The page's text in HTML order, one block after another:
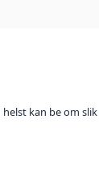
kan be om